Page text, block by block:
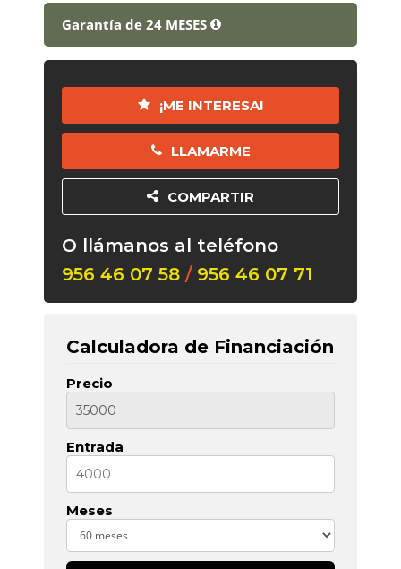
Garantía de 24 MESES
¡ME INTERESA!
LLAMARME
COMPARTIR
O llámanos al teléfono
956 46 07 58 / 956 46 07 71
Calculadora de Financiación
Precio
Entrada
Meses